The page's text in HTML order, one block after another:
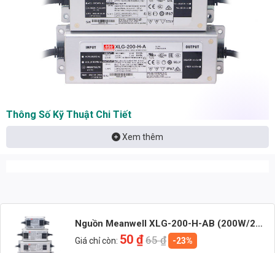
Thông Số Kỹ Thuật Chi Tiết
Để hiểu rõ hơn về nguồn Meanwell XLG-200-H-AB, chúng ta cần xem
xét các thông số kỹ thuật quan trọng sau:
Nhắn: Loại đèn + Công suất + Số lượng để nhận báo giá
Zalo 1 (Tư vấn chính)
Xem thêm
Nguồn Meanwell XLG-200-H-AB (200W/27
~ 56V/3500~5550mA)
Giá chỉ còn: 50₫65₫
-23%